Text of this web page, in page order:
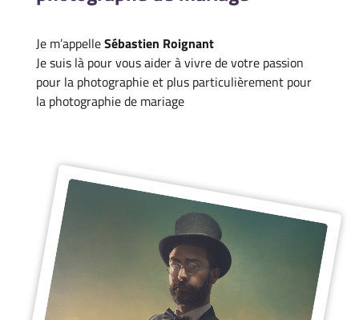
Je m’appelleSébastien Roignant
Je suis là pour vous aider à vivre de votre passion
pour la photographie et plus particulièrement pour
la photographie de mariage